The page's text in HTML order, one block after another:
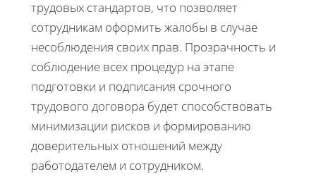
трудовых стандартов, что позволяет
сотрудникам оформить жалобы в случае
несоблюдения своих прав. Прозрачность и
соблюдение всех процедур на этапе
подготовки и подписания срочного
трудового договора будет способствовать
минимизации рисков и формированию
доверительных отношений между
работодателем и сотрудником.